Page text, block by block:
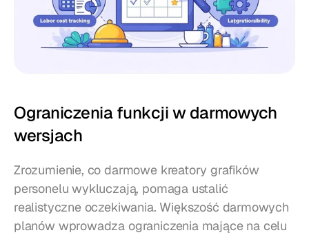
Ograniczenia funkcji w darmowych
wersjach
Zrozumienie, co darmowe kreatory grafików
personelu wykluczają, pomaga ustalić
realistyczne oczekiwania. Większość darmowych
planów wprowadza ograniczenia mające na celu